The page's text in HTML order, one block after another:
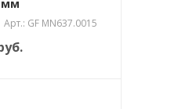
мм
Арт.: GF MN637.0015